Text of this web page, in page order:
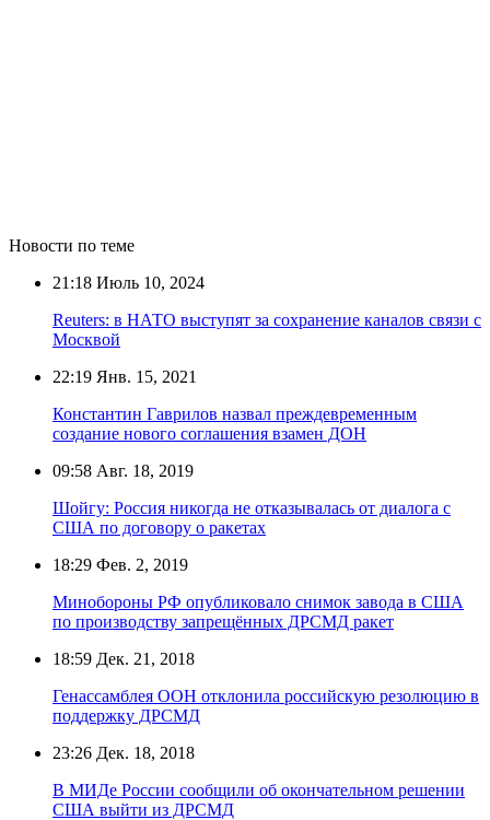
Новости по теме
21:18 Июль 10, 2024
Reuters: в НАТО выступят за сохранение каналов связи с
Москвой
22:19 Янв. 15, 2021
Константин Гаврилов назвал преждевременным
создание нового соглашения взамен ДОН
09:58 Авг. 18, 2019
Шойгу: Россия никогда не отказывалась от диалога с
США по договору о ракетах
18:29 Фев. 2, 2019
Минобороны РФ опубликовало снимок завода в США
по производству запрещённых ДРСМД ракет
18:59 Дек. 21, 2018
Генассамблея ООН отклонила российскую резолюцию в
поддержку ДРСМД
23:26 Дек. 18, 2018
В МИДе России сообщили об окончательном решении
США выйти из ДРСМД